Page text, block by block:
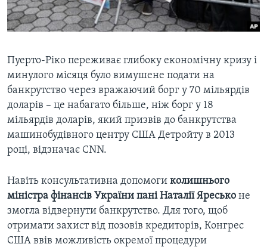
Пуерто-Ріко переживає глибоку економічну кризу і
минулого місяця було вимушене подати на
банкрутство через вражаючий борг у 70 мільярдів
доларів – це набагато більше, ніж борг у 18
мільярдів доларів, який призвів до банкрутства
машинобудівного центру США Детройту в 2013
році, відзначає CNN.
Навіть консультативна допомоги колишнього
міністра фінансів України пані Наталії Яресько не
змогла відвернути банкрутство. Для того, щоб
отримати захист від позовів кредиторів, Конгрес
США ввів можливість окремої процедури